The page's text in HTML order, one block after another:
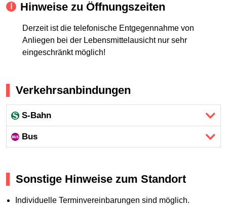
Hinweise zu Öffnungszeiten
Derzeit ist die telefonische Entgegennahme von
Anliegen bei der Lebensmittelausicht nur sehr
eingeschränkt möglich!
Verkehrsanbindungen
S-Bahn
Bus
Sonstige Hinweise zum Standort
Individuelle Terminvereinbarungen sind möglich.